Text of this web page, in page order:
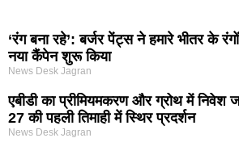
‘रंग बना रहे’: बर्जर पेंट्स ने हमारे भीतर के
नया कैंपेन शुरू किया
News Desk Jagran
एबीडी का प्रीमियमकरण और ग्रोथ में निवेश
27 की पहली तिमाही में स्थिर प्रदर्शन
News Desk Jagran